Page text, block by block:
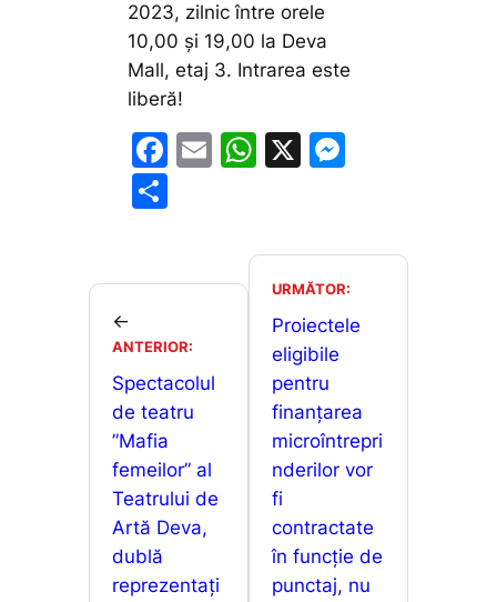
2023, zilnic între orele
10,00 și 19,00 la Deva
Mall, etaj 3. Intrarea este
liberă!
F
b
o
k
E
W
s
A
p
p
X
s
e
n
er
je
a
z
ă
←
ANTERIOR:
Spectacolul
de teatru
”Mafia
femeilor” al
Teatrului de
Artă Deva,
dublă
reprezentați
URMĂTOR:
Proiectele
eligibile
pentru
finanțarea
microîntrepri
nderilor vor
fi
contractate
în funcție de
punctaj, nu